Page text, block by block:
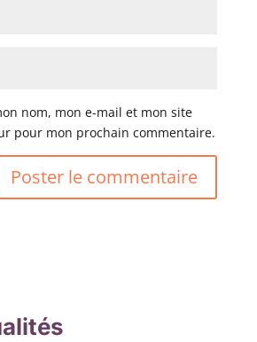
nom, mon e-mail et mon site
pour mon prochain commentaire.